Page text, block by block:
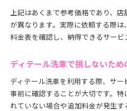
上記はあくまで参考価格であり、
が異なります。実際に依頼する際
料金表を確認し、納得できるサービ
ディテール洗車で損しないため
ディテール洗車を利用する際、サ
事前に確認することが大切です。
れていない場合や追加料金が発生